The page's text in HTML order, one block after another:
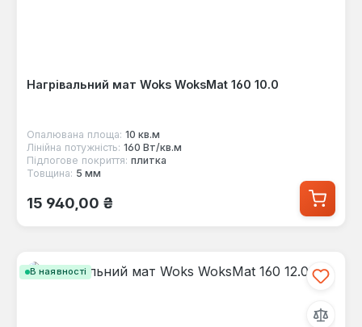
Нагрівальний мат Woks WoksMat 160 10.0
Опалювана площа: 10 кв.м
Лінійна потужність: 160 Вт/кв.м
Підлогове покриття: плитка
Товщина: 5 мм
Звичайна ціна:
15 940,00 ₴
В наявності